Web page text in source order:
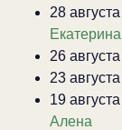
28
Екатерина
26
23
19
Алена